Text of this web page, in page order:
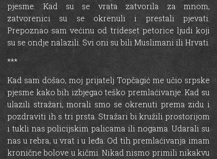
pjesme. Kad su se vrata zatvorila za mnom,
zatvorenici su se okrenuli i prestali pjevati.
Prepoznao sam većinu od trideset petorice ljudi koji
su se ondje nalazili. Svi oni su bili Muslimani ili Hrvati.
***
Kad sam došao, moj prijatelj Topčagić me učio srpske
pjesme kako bih izbjegao teško premlaćivanje. Kad su
ulazili stražari, morali smo se okrenuti prema zidu i
pozdraviti ih s tri prsta. Stražari bi kružili prostorijom
i tukli nas policijskim palicama ili nogama. Udarali su
nas u rebra, u vrat i u leđa. Od tih premlaćivanja imam
kronične bolove u kičmi. Nikad nismo primili nikakvu